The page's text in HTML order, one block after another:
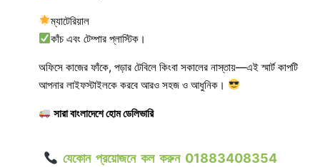
ম্যাটেরিয়াল
কাঁচ এবং টেম্পার প্লাস্টিক।
অফিসে কাজের ফাঁকে, পড়ার টেবিলে কিংবা সকালের নাস্তায়—এই স্মার্ট কাপটি
আপনার লাইফস্টাইলকে করবে আরও সহজ ও আধুনিক।
সারা বাংলাদেশে হোম ডেলিভারি
যেকোন প্রয়োজনে কল করুন 01883408354